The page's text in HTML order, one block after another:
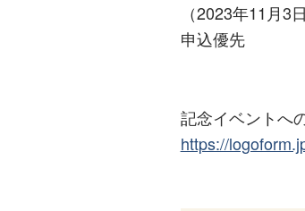
（2023年11月
申込優先
記念イベントへ
https://